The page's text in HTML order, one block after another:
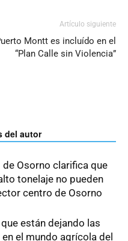
Artículo siguiente
Montt es incluído en el
“Plan Calle sin Violencia”
del autor
Osorno clarifica que
tonelaje no pueden
centro de Osorno
están dejando las
el mundo agrícola del